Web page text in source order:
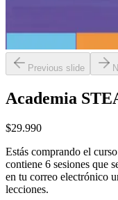
Previous slide
Academia
$29.990
Estás comprando el
contiene 6 sesiones que
en tu correo electrónico
lecciones.